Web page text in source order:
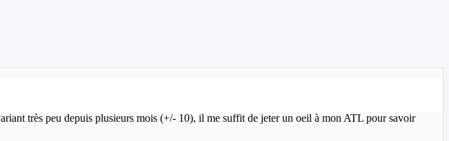
très peu depuis plusieurs mois (+/- 10), il me suffit de jeter un oeil à mon ATL pour savoir